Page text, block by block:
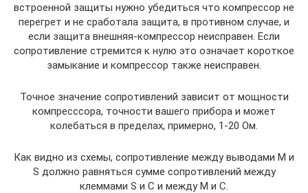
встроенной защиты нужно убедиться что компрессор не
перегрет и не сработала защита, в противном случае, и
если защита внешняя-компрессор неисправен. Если
сопротивление стремится к нулю это означает короткое
замыкание и компрессор также неисправен.
Точное значение сопротивлений зависит от мощности
компресссора, точности вашего прибора и может
колебаться в пределах, примерно, 1-20 Ом.
Как видно из схемы, сопротивление между выводами М и
S должно равняться сумме сопротивлений между
клеммами S и С и между М и C.